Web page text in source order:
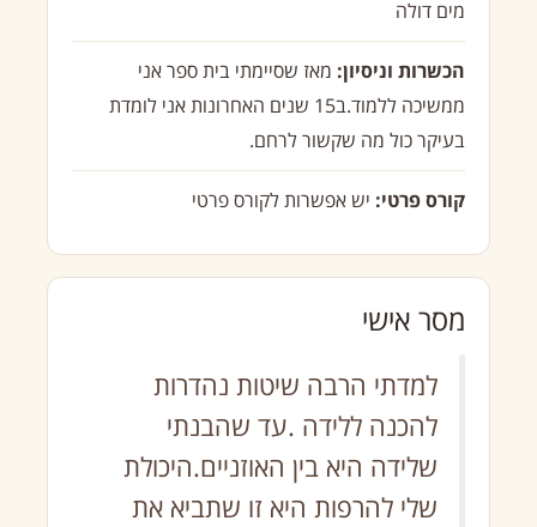
מים דולה
הכשרות וניסיון: מאז שסיימתי בית ספר אני
ממשיכה ללמוד.ב15 שנים האחרונות אני לומדת
בעיקר כול מה שקשור לרחם.
קורס פרטי: יש אפשרות לקורס פרטי
מסר אישי
למדתי הרבה שיטות נהדרות
להכנה ללידה .עד שהבנתי
שלידה היא בין האוזניים.היכולת
שלי להרפות היא זו שתביא את